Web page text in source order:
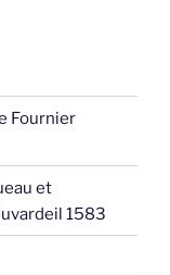
Fournier
et
1583